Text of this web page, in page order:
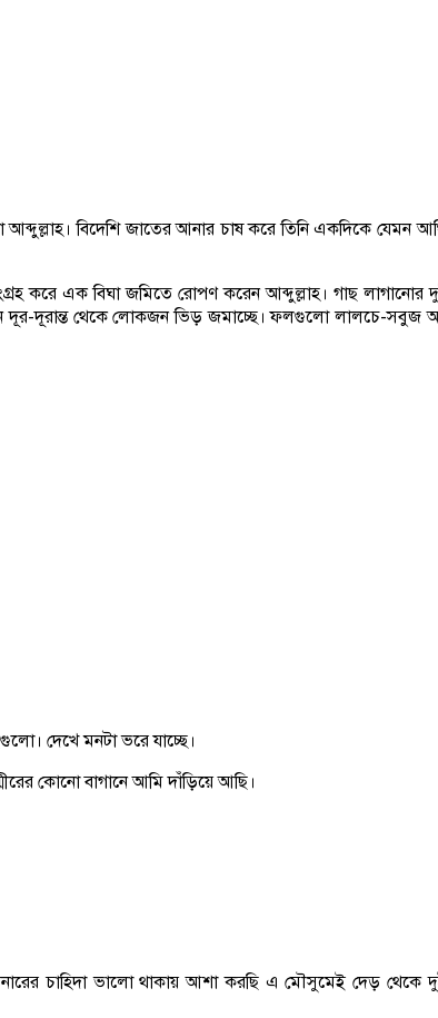
বিদেশি জাতের আনার চাষ করে তিনি একদিকে যেমন
করে এক বিঘা জমিতে রোপণ করেন আব্দুল্লাহ। গাছ
দূর-দূরান্ত থেকে লোকজন ভিড় জমাচ্ছে। ফলগুলো লালচে-
দেখে মনটা ভরে যাচ্ছে।
কোনো বাগানে আমি দাঁড়িয়ে আছি।
চাহিদা ভালো থাকায় আশা করছি এ মৌসুমেই দেড় থেকে